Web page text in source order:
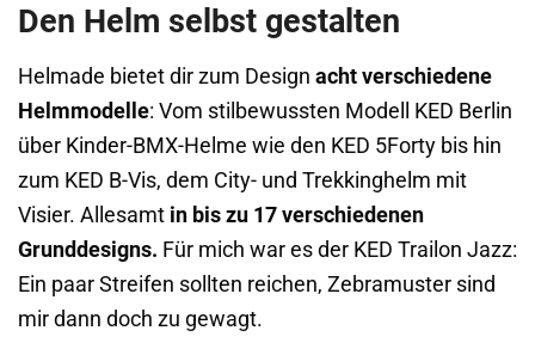
Den Helm selbst gestalten
Helmade bietet dir zum Design acht verschiedene
Helmmodelle: Vom stilbewussten Modell KED Berlin
über Kinder-BMX-Helme wie den KED 5Forty bis hin
zum KED B-Vis, dem City- und Trekkinghelm mit
Visier. Allesamt in bis zu 17 verschiedenen
Grunddesigns. Für mich war es der KED Trailon Jazz:
Ein paar Streifen sollten reichen, Zebramuster sind
mir dann doch zu gewagt.